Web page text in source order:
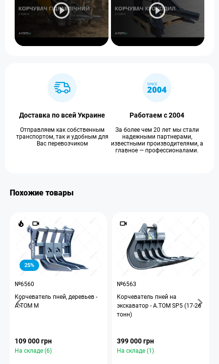
Доставка по всей Украине
Отправляем как собственным
транспортом, так и удобным для
Вас перевозчиком
Работаем с 2004
За более чем 20 лет мы стали
надежными партнерами,
известными производителями, а
главное — профессионалами.
Похожие товары
25%
№6560
Корчеватель пней, деревьев -
A.TOM M
109 000 грн
На складе (6)
№6563
Корчеватель пней на
экскаватор - A.TOM SP5 (17-26
тонн)
399 000 грн
На складе (1)